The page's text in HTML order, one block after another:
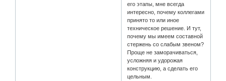
его этапы, мне всегда
интересно, почему коллегами
принято то или иное
техническое решение. И тут,
почему мы имеем составной
стержень со слабым звеном?
Проще не заморачиваться,
усложняя и удорожая
конструкцию, а сделать его
цельным.